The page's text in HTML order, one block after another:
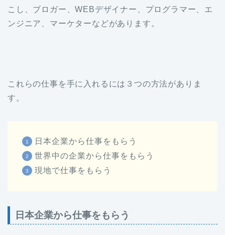
こし、ブロガー、WEBデザイナー、プログラマー、エ
ンジニア、マーケターなどがあります。
これらの仕事を手に入れるには３つの方法がありま
す。
日本企業から仕事をもらう
世界中の企業から仕事をもらう
現地で仕事をもらう
日本企業から仕事をもらう